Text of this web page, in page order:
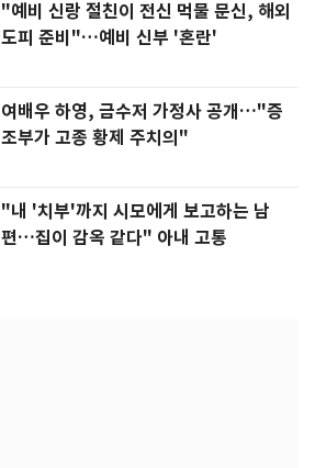
"예비 신랑 절친이 전신 먹물 문신, 해외
도피 준비"…예비 신부 '혼란'
여배우 하영, 금수저 가정사 공개…"증
조부가 고종 황제 주치의"
"내 '치부'까지 시모에게 보고하는 남
편…집이 감옥 같다" 아내 고통